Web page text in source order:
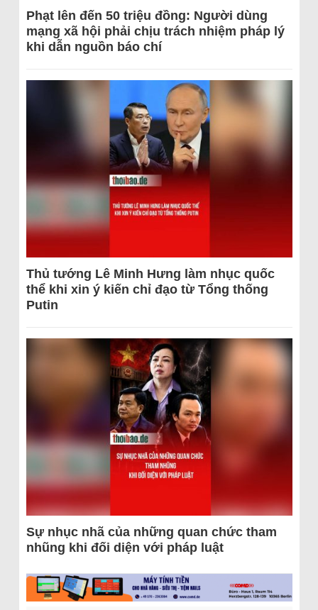
Phạt lên đến 50 triệu đồng: Người dùng
mạng xã hội phải chịu trách nhiệm pháp lý
khi dẫn nguồn báo chí
Thủ tướng Lê Minh Hưng làm nhục quốc
thể khi xin ý kiến chỉ đạo từ Tổng thống
Putin
Sự nhục nhã của những quan chức tham
nhũng khi đối diện với pháp luật